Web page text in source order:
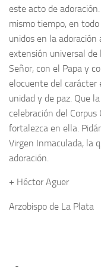
este acto de
mismo tiempo, en
unidos en la adoración
extensión universal de
Señor, con el Papa y
elocuente del carácter
unidad y de paz. Que
celebración del
fortalezca en ella.
Virgen Inmaculada, la
adoración.
+ Héctor Aguer
Arzobispo de La Plata